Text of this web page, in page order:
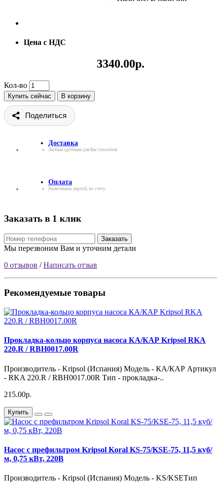
Цена с НДС
3340.00р.
Кол-во
Купить сейчас В корзину
Поделиться
Доставка
Любым удобным для Вас способом
Оплата
Наличными, картой, по счету
Заказать в 1 клик
Заказать
Мы перезвоним Вам и уточним детали
0 отзывов /Написать отзыв
Рекомендуемые товары
Прокладка-кольцо корпуса насоса КА/КАР Kripsol RKA
220.R / RBH0017.00R
Производитель - Kripsol (Испания) Модель - КА/КАР Артикул
- RKA 220.R / RBH0017.00R Тип - прокладка-..
215.00р.
Купить
Насос с префильтром Kripsol Koral KS-75/KSE-75, 11,5 куб/
м, 0,75 кВт, 220В
Производитель - Kripsol (Испания) Модель - KS/KSEТип